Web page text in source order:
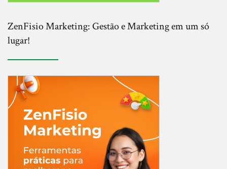
ZenFisio Marketing: Gestão e Marketing em um só
lugar!